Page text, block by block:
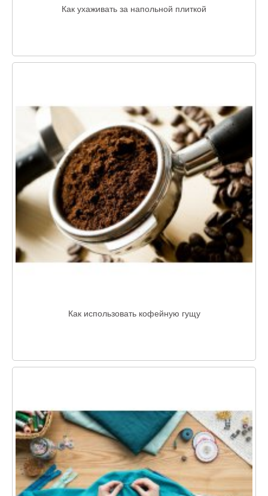
Как ухаживать за напольной плиткой
Как использовать кофейную гущу